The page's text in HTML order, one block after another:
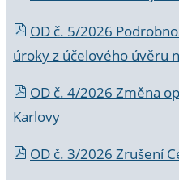
OD č. 5/2026
úroky z účelového úvěru
OD č. 4/2026 Změna
Karlovy
OD č. 3/2026 Zrušení